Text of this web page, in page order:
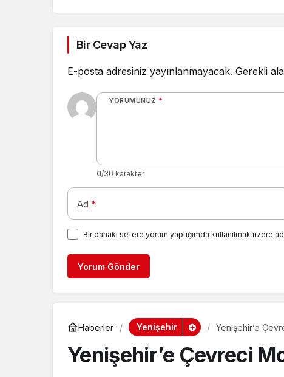
Bir Cevap Yaz
E-posta adresiniz yayınlanmayacak. Gerekli
YORUMUNUZ *
0/30 karakter
Ad *
Bir dahaki sefere yorum yaptığımda kullanılmak üzere
Yorum Gönder
Haberler Yenişehir Yenişehir’e
Yenişehir’e Çevreci